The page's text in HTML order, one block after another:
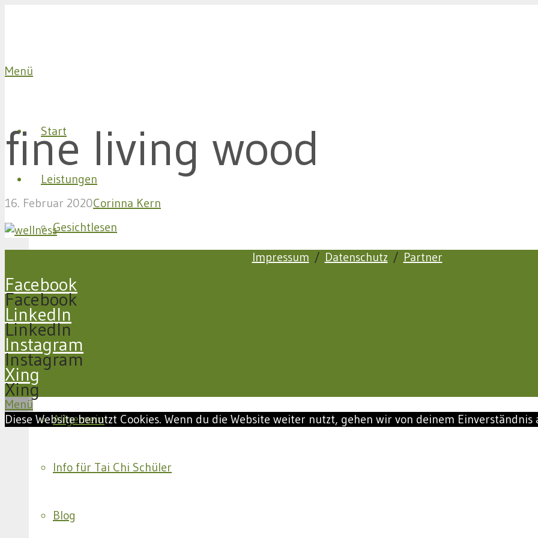
Menü
Start
Leistungen
Gesichtlesen
Walderlebnisse
Tai Chi
Aktuelles
Allgemein
Info für Tai Chi Schüler
Blog
fine living wood
16. Februar 2020Corinna Kern
Impressum / Datenschutz / Partner
Facebook
Facebook
LinkedIn
LinkedIn
Instagram
Instagram
Xing
Xing
Menü
Diese Website benutzt Cookies. Wenn du die Website weiter nutzt, gehen wir von deinem Einverständnis